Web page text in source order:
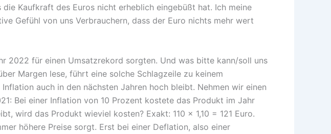
Kaufkraft des Euros nicht erheblich eingebüßt hat. Ich meine
Gefühl von uns Verbrauchern, dass der Euro nichts mehr wert
2022 für einen Umsatzrekord sorgten. Und was bitte kann/soll uns
Margen lese, führt eine solche Schlagzeile zu keinem
auch in den nächsten Jahren hoch bleibt. Nehmen wir einen
Bei einer Inflation von 10 Prozent kostete das Produkt im Jahr
wird das Produkt wieviel kosten? Exakt: 110 x 1,10 = 121 Euro.
höhere Preise sorgt. Erst bei einer Deflation, also einer